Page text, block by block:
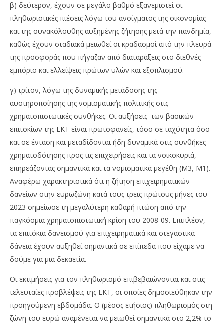
β) δεύτερον, έχουν σε μεγάλο βαθμό εξανεμιστεί οι
πληθωριστικές πιέσεις λόγω του ανοίγματος της οικονομίας
και της συνακόλουθης αυξημένης ζήτησης μετά την πανδημία,
καθώς έχουν σταδιακά μειωθεί οι κραδασμοί από την πλευρά
της προσφοράς που πήγαζαν από διαταράξεις στο διεθνές
εμπόριο και ελλείψεις πρώτων υλών και εξοπλισμού.
γ) τρίτον, λόγω της δυναμικής μετάδοσης της
αυστηροποίησης της νομισματικής πολιτικής στις
χρηματοπιστωτικές συνθήκες. Οι αυξήσεις των βασικών
επιτοκίων της ΕΚΤ είναι πρωτοφανείς, τόσο σε ταχύτητα όσο
και σε ένταση και μεταδίδονται ήδη δυναμικά στις συνθήκες
χρηματοδότησης προς τις επιχειρήσεις και τα νοικοκυριά,
επηρεάζοντας σημαντικά και τα νομισματικά μεγέθη (Μ3, Μ1).
Αναφέρω χαρακτηριστικά ότι η ζήτηση επιχειρηματικών
δανείων στην ευρωζώνη κατά τους τρεις πρώτους μήνες του
2023 σημείωσε τη μεγαλύτερη καθαρή πτώση από την
παγκόσμια χρηματοπιστωτική κρίση του 2008-09. Επιπλέον,
τα επιτόκια δανεισμού για επιχειρηματικά και στεγαστικά
δάνεια έχουν αυξηθεί σημαντικά σε επίπεδα που είχαμε να
δούμε για μια δεκαετία.
Οι εκτιμήσεις για τον πληθωρισμό επιβεβαιώνονται και στις
τελευταίες προβλέψεις της ΕΚΤ, οι οποίες δημοσιεύθηκαν την
προηγούμενη εβδομάδα. Ο (μέσος ετήσιος) πληθωρισμός στη
ζώνη του ευρώ αναμένεται να μειωθεί σημαντικά στο 2,2% το